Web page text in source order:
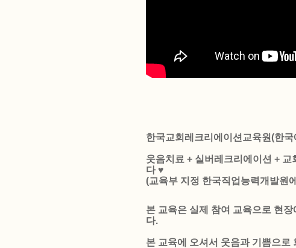
한국교회레크리에이션교육원(한
웃음치료 + 실버레크리에이션 +
다 ♥
(교육부 지정 한국직업능력개발원
본 교육은 실제 참여 교육으로 현
다.
본 교육에 오셔서 웃음과 기쁨으로